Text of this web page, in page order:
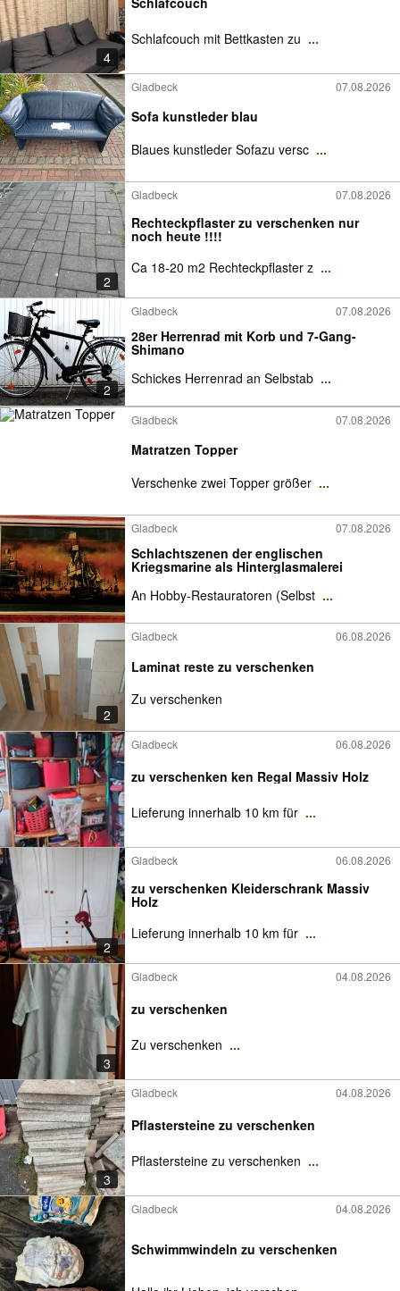
4
Schlafcouch mit Bettkasten zu ...
Gladbeck 07.08.2026
Sofa kunstleder blau
Blaues kunstleder Sofazu versc ...
2
Gladbeck 07.08.2026
Rechteckpflaster zu verschenken nur
noch heute !!!!
Ca 18-20 m2 Rechteckpflaster z ...
2
Gladbeck 07.08.2026
28er Herrenrad mit Korb und 7-Gang-
Shimano
Schickes Herrenrad an Selbstab ...
Gladbeck 07.08.2026
Matratzen Topper
Verschenke zwei Topper größer ...
Gladbeck 07.08.2026
Schlachtszenen der englischen
Kriegsmarine als Hinterglasmalerei
An Hobby-Restauratoren (Selbst ...
2
Gladbeck 06.08.2026
Laminat reste zu verschenken
Zu verschenken
Gladbeck 06.08.2026
zu verschenken ken Regal Massiv Holz
Lieferung innerhalb 10 km für ...
2
Gladbeck 06.08.2026
zu verschenken Kleiderschrank Massiv
Holz
Lieferung innerhalb 10 km für ...
3
Gladbeck 04.08.2026
zu verschenken
Zu verschenken ...
3
Gladbeck 04.08.2026
Pflastersteine zu verschenken
Pflastersteine zu verschenken ...
Gladbeck 04.08.2026
Schwimmwindeln zu verschenken